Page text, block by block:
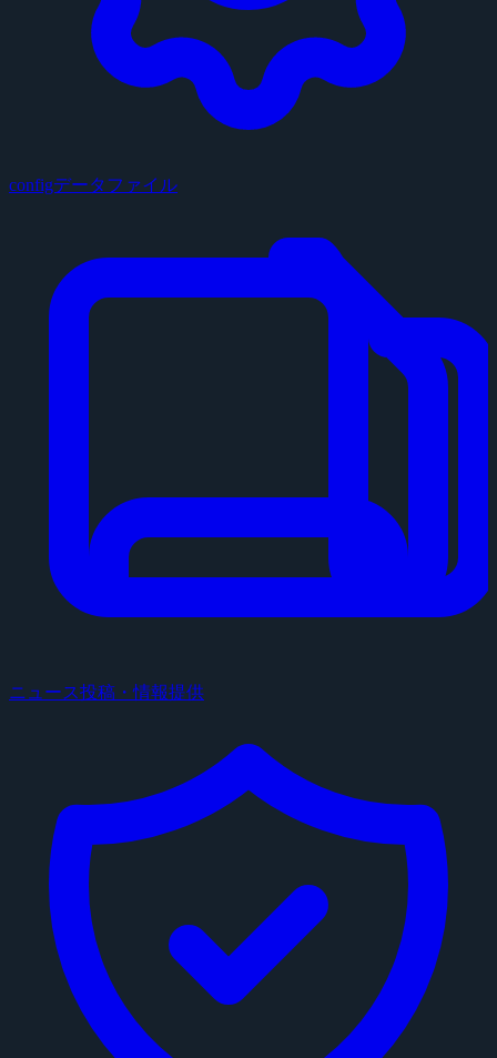
configデータファイル
ニュース投稿・情報提供